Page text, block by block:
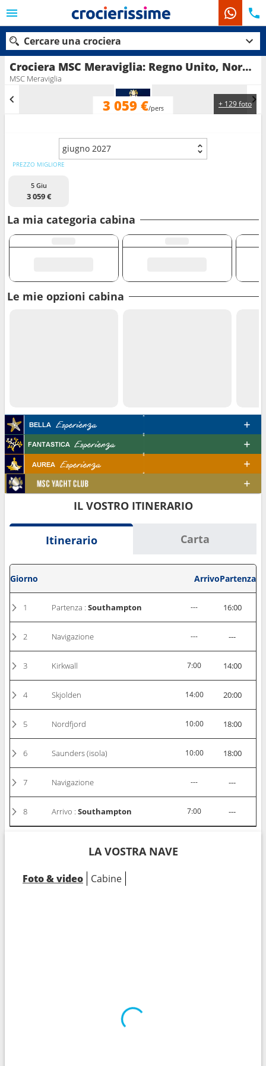
Crociera MSC Meraviglia: Regno Unito, Norvegia, isole Malvine in partenza da Southampton
MSC Meraviglia
+ 129 foto
3 059 €/pers
giugno 2027
PREZZO MIGLIORE
5 Giu
3 059 €
La mia categoria cabina
Le mie opzioni cabina
IL VOSTRO ITINERARIO
Itinerario Carta
Giorno ArrivoPartenza
1 Partenza :Southampton --- 16:00
2 Navigazione --- ---
3 Kirkwall 7:00 14:00
4 Skjolden 14:00 20:00
5 Nordfjord 10:00 18:00
6 Saunders (isola) 10:00 18:00
7 Navigazione --- ---
8 Arrivo :Southampton 7:00 ---
LA VOSTRA NAVE
Foto & video Cabine
Cercare una crociera
Le nostre destinazioni
Porti Compagnie